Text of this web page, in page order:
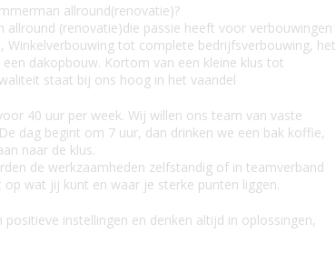
allround(renovatie)?
allround (renovatie)die passie heeft voor verbouwingen
Winkelverbouwing tot complete bedrijfsverbouwing, het
dakopbouw. Kortom van een kleine klus tot
staat bij ons hoog in het vaandel
40 uur per week. Wij willen ons team van vaste
dag begint om 7 uur, dan drinken we een bak koffie,
naar de klus.
de werkzaamheden zelfstandig of in teamverband
op wat jij kunt en waar je sterke punten liggen.
instellingen en denken altijd in oplossingen,